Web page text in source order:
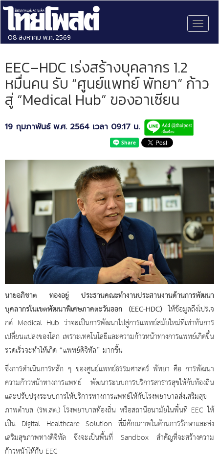
08 สิงหาคม พ.ศ. 2569
EEC–HDC เร่งสร้างบุคลากร 1.2
หมื่นคน รับ “ศูนย์แพทย์ พัทยา” ก้าว
สู่ “Medical Hub” ของอาเซียน
19 กุมภาพันธ์ พ.ศ. 2564 เวลา 09:17 น.
นายอภิชาต ทองอยู่ ประธานคณะทำงานประสานงานด้านการพัฒนา
บุคลากรในเขตพัฒนาพิเศษภาคตะวันออก (EEC-HDC)ให้ข้อมูลถึงโปรเจ
กต์ Medical Hub ว่าจะเป็นการพัฒนาไปสู่การแพทย์สมัยใหม่ที่เท่าทันการ
เปลี่ยนแปลงของโลก เพราะเทคโนโลยีและความก้าวหน้าทางการแพทย์เกิดขึ้น
รวดเร็วจะทำให้เกิด “แพทย์ดิจิทัล” มากขึ้น
ซึ่งการดำเนินการหลัก ๆ ของศูนย์แพทย์ธรรมศาสตร์ พัทยา คือ การพัฒนา
ความก้าวหน้าทางการแพทย์ พัฒนาระบบการบริการสาธารสุขให้กับท้องถิ่น
และปรับปรุงระบบการให้บริการทางการแพทย์ให้กับโรงพยาบาลส่งเสริมสุข
ภาพตำบล (รพ.สต.) โรงพยาบาลท้องถิ่น หรือสถานีอนามัยในพื้นที่ EEC ให้
เป็น Digital Healthcare Solution ที่มีศักยภาพในด้านการรักษาและส่ง
เสริมสุขภาพทางดิจิทัล ซึ่งจะเป็นพื้นที่ Sandbox สำคัญที่จะสร้างความ
ก้าวหน้าให้กับ EEC